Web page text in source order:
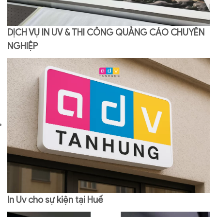
DỊCH VỤ IN UV & THI CÔNG QUẢNG CÁO CHUYÊN
NGHIỆP
In Uv cho sự kiện tại Huế